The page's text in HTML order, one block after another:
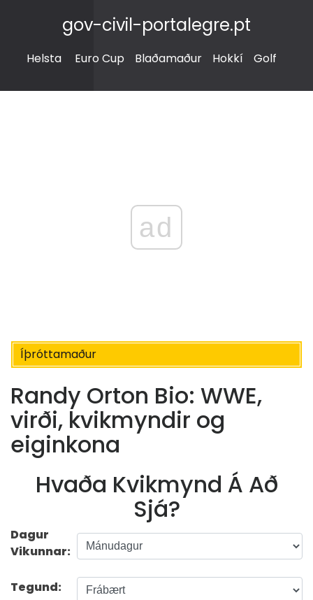
gov-civil-portalegre.pt
Helsta Euro Cup Blaðamaður Hokkí Golf
ad
Íþróttamaður
Randy Orton Bio: WWE,
virði, kvikmyndir og
eiginkona
Hvaða Kvikmynd Á Að
Sjá?
Dagur
Vikunnar:
Tegund: